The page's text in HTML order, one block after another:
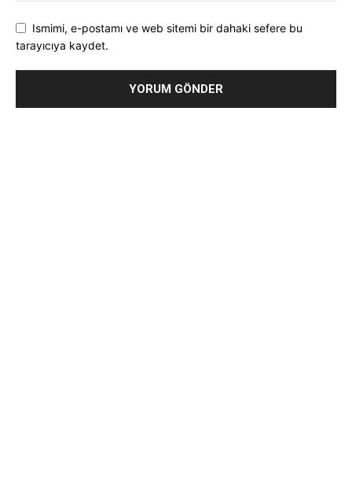
Ismimi, e-postamı ve web sitemi bir dahaki sefere bu
tarayıcıya kaydet.